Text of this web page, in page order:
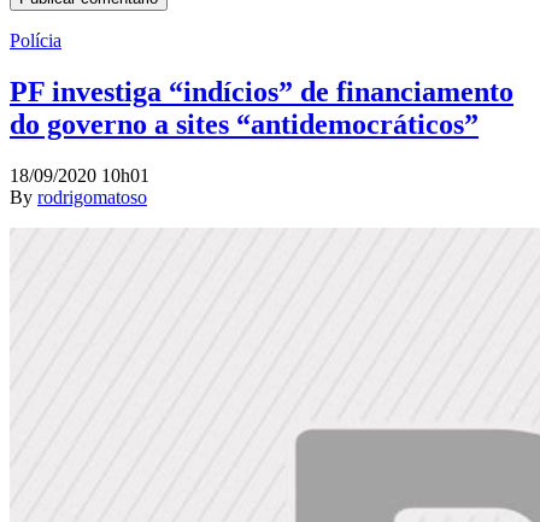
Polícia
PF investiga “indícios” de financiamento
do governo a sites “antidemocráticos”
18/09/2020 10h01
By rodrigomatoso